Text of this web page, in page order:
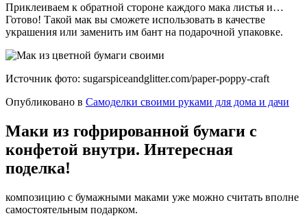
Приклеиваем к обратной стороне каждого мака листья и…
Готово! Такой мак вы сможете использовать в качестве
украшения или заменить им бант на подарочной упаковке.
Источник фото: sugarspiceandglitter.com/paper-poppy-craft
Опубликовано в Самоделки своими руками для дома и дачи
Маки из гофрированной бумаги с
конфетой внутри. Интересная
поделка!
композицию с бумажными маками уже можно считать вполне
самостоятельным подарком.